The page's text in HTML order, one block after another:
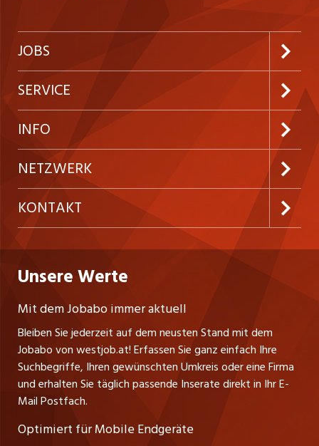
JOBS
Jobabo abonnieren
Neue Stellen
Festanstellungen
Temporäre Jobs
Praktika
Lehrstellen
Führungspositionen
Management / Kader-Jobs
SERVICE
Kundenlogin
Inserieren
Firmen
Personalvermittler
INFO
Preise und Leistungen
AGB
Datenschutzerklärung
Impressum
NETZWERK
ostjob.ch
jobzüri.ch
jobmittelland.ch
jobbern.ch
jobbasel.ch
zentraljob.ch
myjob.ch
KONTAKT
Gutenbergstrasse 1
A-6858 Schwarzach
Stefan Spötl
Tel. +43 664 39 47 47 7
Leiter westjob.at
Andrea Graf
Tel. +43 664 20 30 02 1
Verkauf und Beratung
Unsere Werte
Mit dem Jobabo immer aktuell
Bleiben Sie jederzeit auf dem neusten Stand mit dem
Jobabo von westjob.at! Erfassen Sie ganz einfach Ihre
Suchbegriffe, Ihren gewünschten Umkreis oder eine Firma
und erhalten Sie täglich passende Inserate direkt in Ihr E-
Mail Postfach.
Optimiert für Mobile Endgeräte